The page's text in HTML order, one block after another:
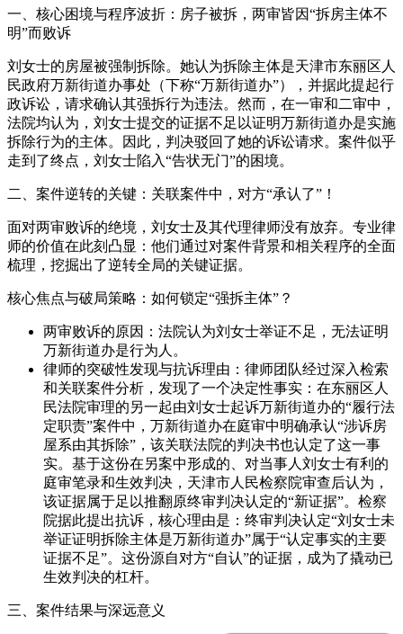
一、核心困境与程序波折：房子被拆，两审皆因“拆房主体不
明”而败诉
刘女士的房屋被强制拆除。她认为拆除主体是天津市东丽区人
民政府万新街道办事处（下称“万新街道办”），并据此提起行
政诉讼，请求确认其强拆行为违法。然而，在一审和二审中，
法院均认为，刘女士提交的证据不足以证明万新街道办是实施
拆除行为的主体。因此，判决驳回了她的诉讼请求。案件似乎
走到了终点，刘女士陷入“告状无门”的困境。
二、案件逆转的关键：关联案件中，对方“承认了”！
面对两审败诉的绝境，刘女士及其代理律师没有放弃。专业律
师的价值在此刻凸显：他们通过对案件背景和相关程序的全面
梳理，挖掘出了逆转全局的关键证据。
核心焦点与破局策略：如何锁定“强拆主体”？
两审败诉的原因：法院认为刘女士举证不足，无法证明
万新街道办是行为人。
律师的突破性发现与抗诉理由：律师团队经过深入检索
和关联案件分析，发现了一个决定性事实：在东丽区人
民法院审理的另一起由刘女士起诉万新街道办的“履行法
定职责”案件中，万新街道办在庭审中明确承认“涉诉房
屋系由其拆除”，该关联法院的判决书也认定了这一事
实。基于这份在另案中形成的、对当事人刘女士有利的
庭审笔录和生效判决，天津市人民检察院审查后认为，
该证据属于足以推翻原终审判决认定的“新证据”。检察
院据此提出抗诉，核心理由是：终审判决认定“刘女士未
举证证明拆除主体是万新街道办”属于“认定事实的主要
证据不足”。这份源自对方“自认”的证据，成为了撬动已
生效判决的杠杆。
三、案件结果与深远意义